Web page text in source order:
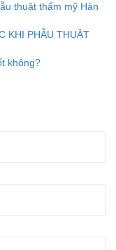
thuật thẩm mỹ Hàn
KHI PHẪU THUẬT
không?